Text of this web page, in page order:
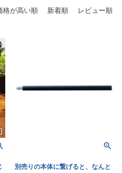
格が高い順 新着順 レビュー順
別売りの本体に繋げると、なんと